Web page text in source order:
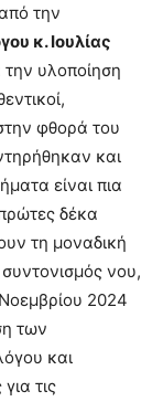
την
κ. Ιουλίας
την υλοποίηση
φθορά του
και
είναι πια
δέκα
τη μοναδική
νου,
2024
των
και
τις